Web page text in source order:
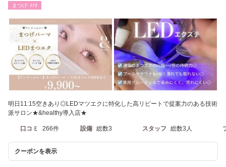
まつげ･ﾒｲｸ
明日11:15空きあり◎LEDマツエクに特化した高リピートで提案力のある技術
派サロン★&healthy導入店★
口コミ 266件 設備 総数3 スタッフ 総数3人
クーポンを表示